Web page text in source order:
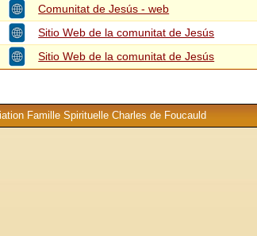
Comunitat de Jesús - web
Sitio Web de la comunitat de Jesús
Sitio Web de la comunitat de Jesús
Famille Spirituelle Charles de Foucauld